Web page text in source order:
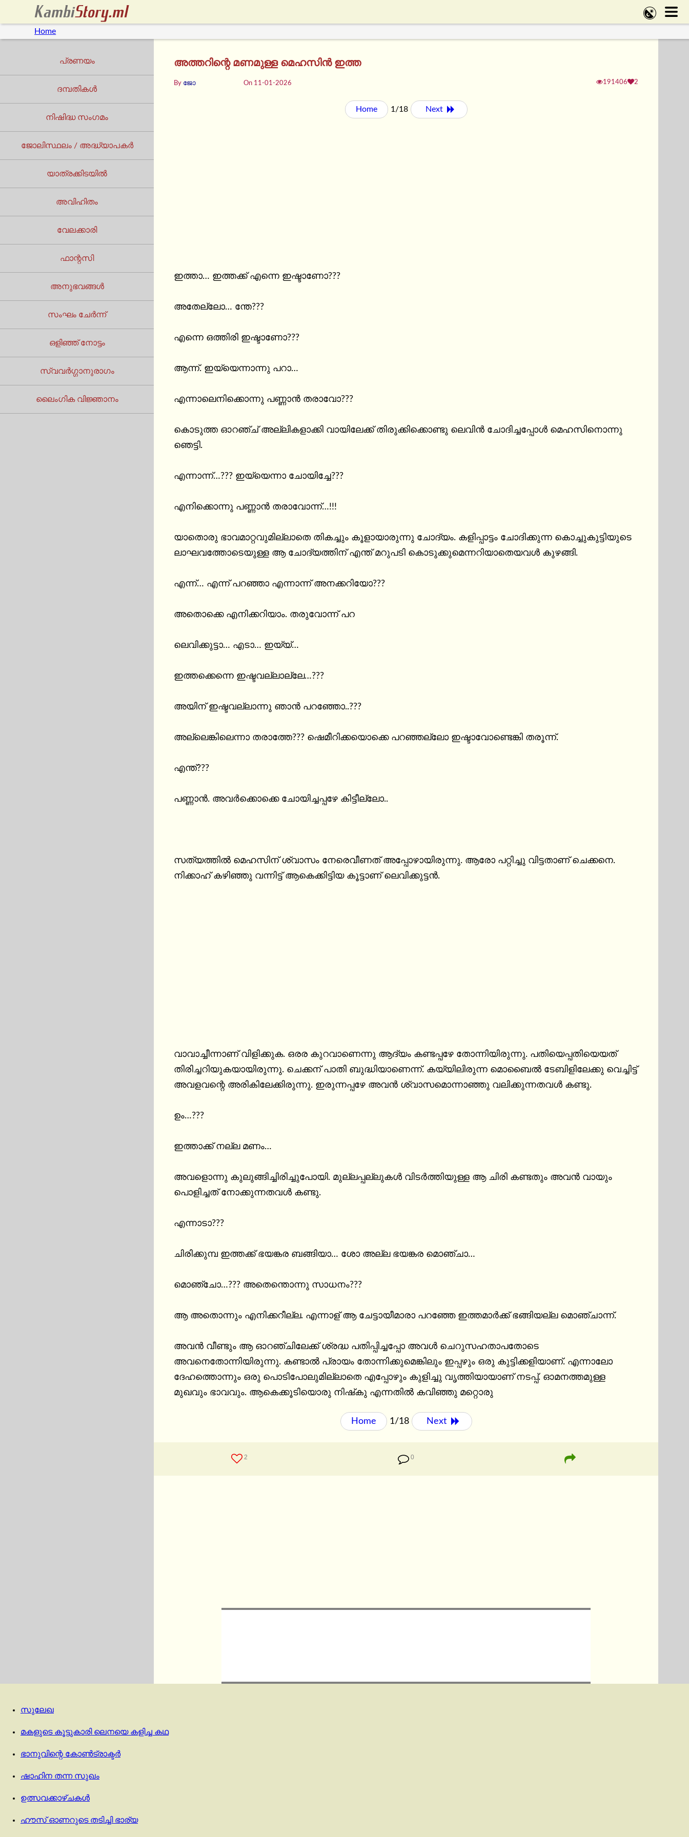
Home
പ്രണയം
ദമ്പതികൾ
നിഷിദ്ധ സംഗമം
ജോലിസ്ഥലം / അദ്ധ്യാപകർ
യാത്രക്കിടയില്‍
അവിഹിതം
വേലക്കാരി
ഫാന്റസി
അനുഭവങ്ങൾ
സംഘം ചേർന്ന്
ഒളിഞ്ഞ് നോട്ടം
സ്വവർഗ്ഗാനുരാഗം
ലൈംഗിക വിജ്ഞാനം
അത്തറിന്റെ മണമുള്ള മെഹസിൻ ഇത്ത
By ജോ On 11-01-2026 191406 2
Home 1/18 Next
ഇത്താ… ഇത്തക്ക് എന്നെ ഇഷ്ടാണോ???
അതേല്ലോ… ന്തേ???
എന്നെ ഒത്തിരി ഇഷ്ടാണോ???
ആന്ന്. ഇയ്യെന്നാന്നു പറാ…
എന്നാലെനിക്കൊന്നു പണ്ണാൻ തരാവോ???
കൊടുത്ത ഓറഞ്ച് അല്ലികളാക്കി വായിലേക്ക് തിരുക്കിക്കൊണ്ടു ലെവിൻ ചോദിച്ചപ്പോൾ മെഹസിനൊന്നു
ഞെട്ടി.
എന്നാന്ന്…??? ഇയ്യെന്നാ ചോയിച്ചേ???
എനിക്കൊന്നു പണ്ണാൻ തരാവോന്ന്…!!!
യാതൊരു ഭാവമാറ്റവുമില്ലാതെ തികച്ചും കൂളായാരുന്നു ചോദ്യം. കളിപ്പാട്ടം ചോദിക്കുന്ന കൊച്ചുകുട്ടിയുടെ
ലാഘവത്തോടെയുള്ള ആ ചോദ്യത്തിന് എന്ത് മറുപടി കൊടുക്കുമെന്നറിയാതെയവൾ കുഴങ്ങി.
എന്ന്… എന്ന് പറഞ്ഞാ എന്നാന്ന് അനക്കറിയോ???
അതൊക്കെ എനിക്കറിയാം. തരുവോന്ന് പറ
ലെവിക്കുട്ടാ… എടാ… ഇയ്യ്‌…
ഇത്തക്കെന്നെ ഇഷ്ടവല്ലാല്ലേ…???
അയിന് ഇഷ്ടവല്ലാന്നു ഞാൻ പറഞ്ഞോ..???
അല്ലെങ്കിലെന്നാ തരാത്തേ??? ഷെമീറിക്കയൊക്കെ പറഞ്ഞല്ലോ ഇഷ്ടാവോണ്ടെങ്കി തരൂന്ന്.
എന്ത്???
പണ്ണാൻ. അവർക്കൊക്കെ ചോയിച്ചപ്പഴേ കിട്ടീല്ലോ..
സത്യത്തിൽ മെഹസിന് ശ്വാസം നേരെവീണത് അപ്പോഴായിരുന്നു. ആരോ പറ്റിച്ചു വിട്ടതാണ് ചെക്കനെ.
നിക്കാഹ് കഴിഞ്ഞു വന്നിട്ട് ആകെക്കിട്ടിയ കൂട്ടാണ് ലെവിക്കുട്ടൻ.
വാവാച്ചീന്നാണ് വിളിക്കുക. ഒരര കുറവാണെന്നു ആദ്യം കണ്ടപ്പഴേ തോന്നിയിരുന്നു. പതിയെപ്പതിയെയത്
തിരിച്ചറിയുകയായിരുന്നു. ചെക്കന് പാതി ബുദ്ധിയാണെന്ന്‌. കയ്യിലിരുന്ന മൊബൈൽ ടേബിളിലേക്കു വെച്ചിട്ട്
അവളവന്റെ അരികിലേക്കിരുന്നു. ഇരുന്നപ്പഴേ അവൻ ശ്വാസമൊന്നാഞ്ഞു വലിക്കുന്നതവൾ കണ്ടു.
ഉം…???
ഇത്താക്ക് നല്ല മണം…
അവളൊന്നു കുലുങ്ങിച്ചിരിച്ചുപോയി. മുല്ലപ്പല്ലുകൾ വിടർത്തിയുള്ള ആ ചിരി കണ്ടതും അവൻ വായും
പൊളിച്ചത് നോക്കുന്നതവൾ കണ്ടു.
എന്നാടാ???
ചിരിക്കുമ്പ ഇത്തക്ക് ഭയങ്കര ബങ്ങിയാ… ശോ അല്ല ഭയങ്കര മൊഞ്ചാ…
മൊഞ്ചോ…??? അതെന്തൊന്നു സാധനം???
ആ അതൊന്നും എനിക്കറീല്ല. എന്നാള് ആ ചേട്ടായീമാരാ പറഞ്ഞേ ഇത്തമാർക്ക് ഭങ്ങിയല്ല മൊഞ്ചാന്ന്.
അവൻ വീണ്ടും ആ ഓറഞ്ചിലേക്ക് ശ്രദ്ധ പതിപ്പിച്ചപ്പോ അവൾ ചെറുസഹതാപതോടെ
അവനെതോന്നിയിരുന്നു. കണ്ടാൽ പ്രായം തോന്നിക്കുമെങ്കിലും ഇപ്പഴും ഒരു കുട്ടിക്കളിയാണ്. എന്നാലോ
ദേഹത്തൊന്നും ഒരു പൊടിപോലുമില്ലാതെ എപ്പോഴും കുളിച്ചു വൃത്തിയായാണ് നടപ്പ്. ഓമനത്തമുള്ള
മുഖവും ഭാവവും. ആകെക്കൂടിയൊരു നിഷ്‌കു എന്നതിൽ കവിഞ്ഞു മറ്റൊരു
Home 1/18 Next
2 0
സുലേഖ
മകളുടെ കൂട്ടുകാരി ലെനയെ കളിച്ച കഥ
ഭാനുവിന്റെ കോൺട്രാക്ടർ
ഷാഹിന തന്ന സുഖം
ഉത്സവക്കാഴ്ചകൾ
ഹൗസ് ഓണറുടെ തടിച്ചി ഭാര്യ